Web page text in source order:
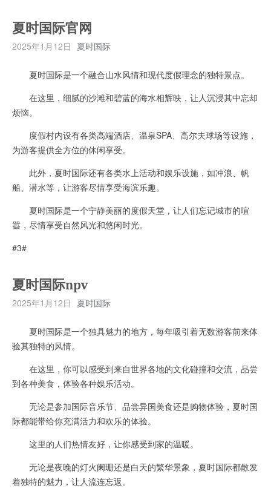
夏时国际官网
2025年1月12日 夏时国际
夏时国际是一个融合山水风情和现代度假理念的独特景点。
在这里，细腻的沙滩和碧蓝的海水相辉映，让人沉浸其中忘却
烦恼。
度假村内设有各类高端酒店、温泉SPA、高尔夫球场等设施，
为游客提供全方位的休闲享受。
此外，夏时国际还有各类水上活动和娱乐设施，如冲浪、帆
船、潜水等，让游客尽情享受海滨乐趣。
夏时国际是一个宁静美丽的度假天堂，让人们忘记城市的喧
嚣，尽情享受自然风光和悠闲时光。
#3#
夏时国际npv
2025年1月12日 夏时国际
夏时国际是一个独具魅力的地方，每年吸引着无数游客前来体
验其独特的风情。
在这里，你可以感受到来自世界各地的文化碰撞和交流，品尝
到各种美食，体验各种娱乐活动。
无论是参加国际音乐节、品尝异国美食还是购物体验，夏时国
际都能带给你充满活力和欢乐的体验。
这里的人们热情友好，让你感受到家的温暖。
无论是夜晚的灯火阑珊还是白天的繁华景象，夏时国际都散发
着独特的魅力，让人流连忘返。